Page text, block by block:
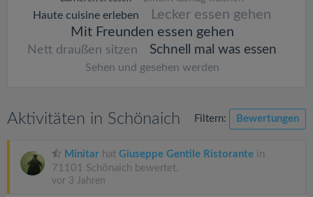
Haute cuisine erleben
Lecker essen gehen
Mit Freunden essen gehen
Nett draußen sitzen Schnell mal was essen
Sehen und gesehen werden
Aktivitäten in Schönaich Filtern: Bewertungen
Minitar hat Giuseppe Gentile Ristorante in
71101 Schönaich bewertet.
vor 3 Jahren